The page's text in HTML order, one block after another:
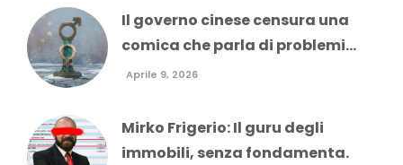
Il governo cinese censura una
comica che parla di problemi...
Aprile 9, 2026
Mirko Frigerio: Il guru degli
immobili, senza fondamenta.